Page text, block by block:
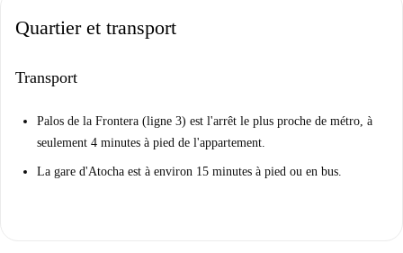
Quartier et transport
Transport
Palos de la Frontera (ligne 3) est l'arrêt le plus proche de métro, à
seulement 4 minutes à pied de l'appartement.
La gare d'Atocha est à environ 15 minutes à pied ou en bus.